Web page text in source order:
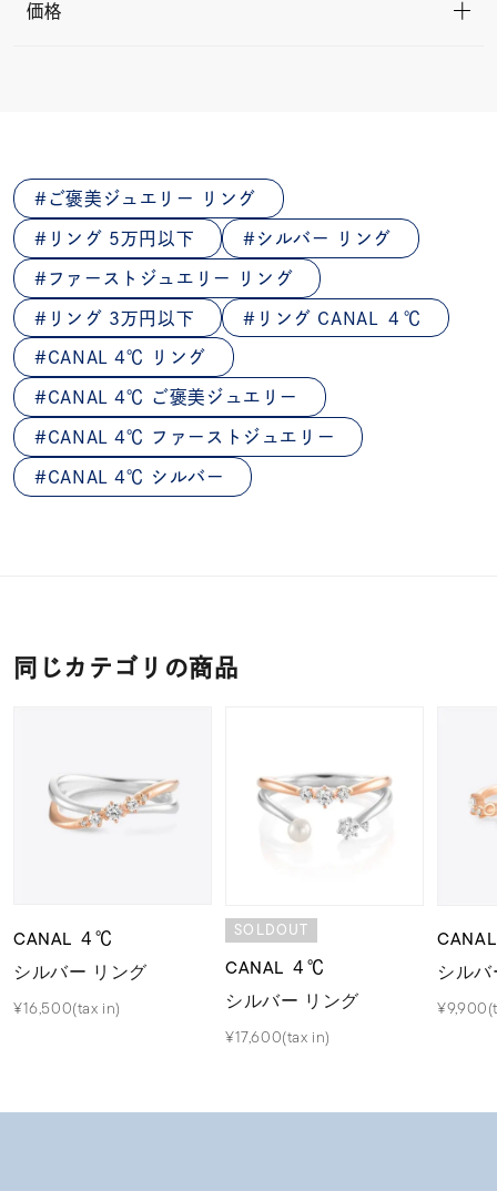
価格
ご褒美ジュエリー リング
リング 5万円以下 シルバー リング
ファーストジュエリー リング
リング 3万円以下 リング CANAL ４℃
CANAL 4℃ リング
CANAL 4℃ ご褒美ジュエリー
CANAL 4℃ ファーストジュエリー
CANAL 4℃ シルバー
同じカテゴリの商品
CANAL ４℃
シルバー リング
¥16,500(tax in)
SOLDOUT
CANAL ４℃
シルバー リング
¥17,600(tax in)
シル